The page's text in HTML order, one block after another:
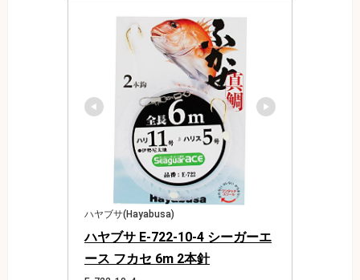
ハヤブサ(Hayabusa)
ハヤブサ E-722-10-4 シーガーエ
ース フカセ 6m 2本針